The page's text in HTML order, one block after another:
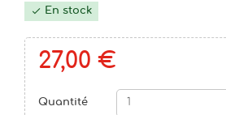
 En stock
27,00 €
Quantité